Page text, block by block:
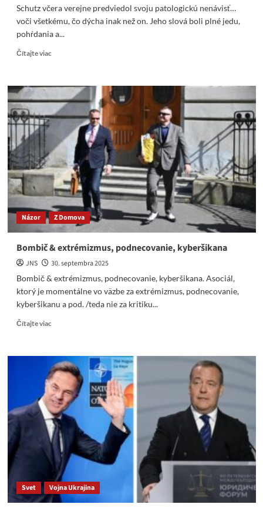
Schutz včera verejne predviedol svoju patologickú nenávisť…
voči všetkému, čo dýcha inak než on. Jeho slová boli plné jedu,
pohŕdania a...
Čítajte viacRead
Schutz
verejne
predviedol
patologickú
nenávisť.
Názor Z Domova
Bombič & extrémizmus, podnecovanie, kyberšikana
JNS
30. septembra 2025
Bombič & extrémizmus, podnecovanie, kyberšikana. Asociál,
ktorý je momentálne vo väzbe za extrémizmus, podnecovanie,
kyberšikanu a pod. /teda nie za kritiku...
Čítajte viacRead
Bombič
&
extrémizmus,
podnecovanie,
kyberšikana
Svet Vojna Ukrajina